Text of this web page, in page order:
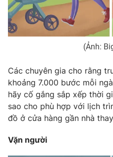
(Ảnh:
Các chuyên gia cho rằng
khoảng 7.000 bước mỗi
hãy cố gắng sắp xếp thời
sao cho phù hợp với lịch
đồ ở cửa hàng gần nhà
Vặn người